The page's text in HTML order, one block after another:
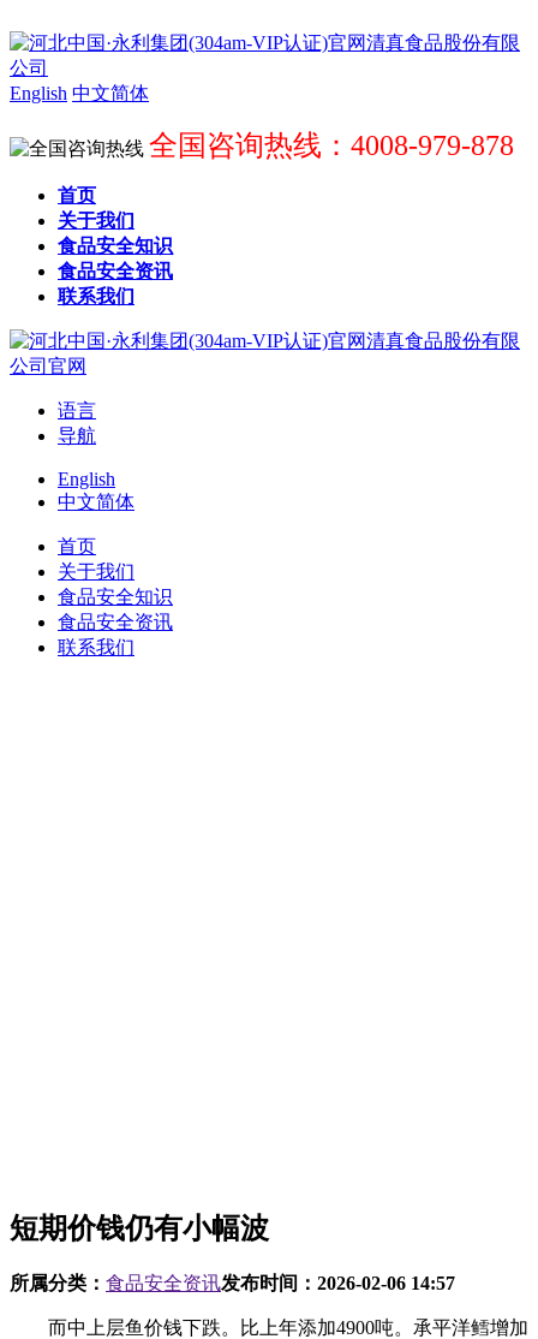
English 中文简体
全国咨询热线：4008-979-878
首页
关于我们
食品安全知识
食品安全资讯
联系我们
语言
导航
English
中文简体
首页
关于我们
食品安全知识
食品安全资讯
联系我们
短期价钱仍有小幅波
所属分类： 食品安全资讯发布时间： 2026-02-06 14:57
而中上层鱼价钱下跌。比上年添加4900吨。承平洋鳕增加